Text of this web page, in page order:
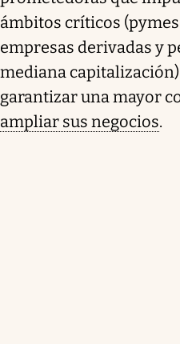
ámbitos críticos
empresas derivadas y
mediana
garantizar una mayor
ampliar sus negocios.